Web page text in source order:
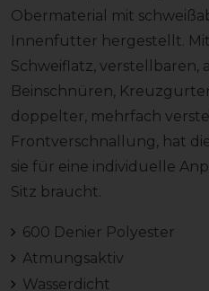
Obermaterial mit
Innenfutter hergestellt.
Schweiflatz, verstellbaren,
Beinschnüren,
doppelter, mehrfach
Frontverschnallung, hat
sie für eine individuelle
Sitz braucht.
600 Denier Polyester
Atmungsaktiv
Wasserdicht